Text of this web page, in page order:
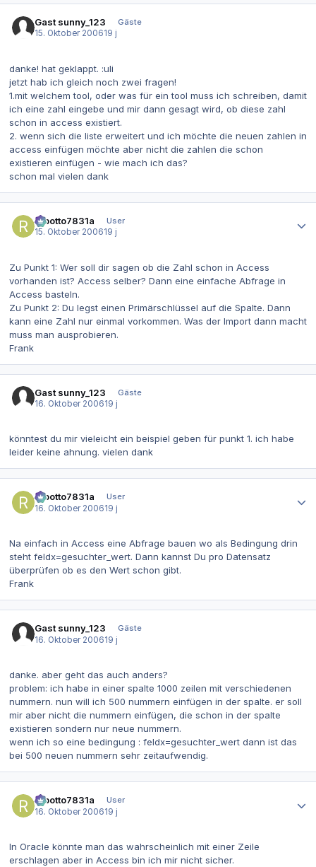
Gast sunny_123
Gäste
15. Oktober 200619 j
danke! hat geklappt. :uli
jetzt hab ich gleich noch zwei fragen!
1.mit welchem tool, oder was für ein tool muss ich schreiben, damit
ich eine zahl eingebe und mir dann gesagt wird, ob diese zahl
schon in access existiert.
2. wenn sich die liste erweitert und ich möchte die neuen zahlen in
access einfügen möchte aber nicht die zahlen die schon
existieren einfügen - wie mach ich das?
schon mal vielen dank
robotto7831a
User
15. Oktober 200619 j
Zu Punkt 1: Wer soll dir sagen ob die Zahl schon in Access
vorhanden ist? Access selber? Dann eine einfache Abfrage in
Access basteln.
Zu Punkt 2: Du legst einen Primärschlüssel auf die Spalte. Dann
kann eine Zahl nur einmal vorkommen. Was der Import dann macht
muss man ausprobieren.
Frank
Gast sunny_123
Gäste
16. Oktober 200619 j
könntest du mir vieleicht ein beispiel geben für punkt 1. ich habe
leider keine ahnung. vielen dank
robotto7831a
User
16. Oktober 200619 j
Na einfach in Access eine Abfrage bauen wo als Bedingung drin
steht feldx=gesuchter_wert. Dann kannst Du pro Datensatz
überprüfen ob es den Wert schon gibt.
Frank
Gast sunny_123
Gäste
16. Oktober 200619 j
danke. aber geht das auch anders?
problem: ich habe in einer spalte 1000 zeilen mit verschiedenen
nummern. nun will ich 500 nummern einfügen in der spalte. er soll
mir aber nicht die nummern einfügen, die schon in der spalte
existieren sondern nur neue nummern.
wenn ich so eine bedingung : feldx=gesuchter_wert dann ist das
bei 500 neuen nummern sehr zeitaufwendig.
robotto7831a
User
16. Oktober 200619 j
In Oracle könnte man das wahrscheinlich mit einer Zeile
erschlagen aber in Access bin ich mir nicht sicher.